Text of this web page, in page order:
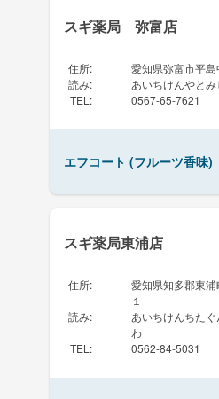
スギ薬局 弥富店
住所:
愛知県弥富市平島
読み:
あいちけんやと
TEL : 0567-65-7621
エフコート (フルーツ香味)
スギ薬局東浦店
住所:
愛知県知多郡東
１
読み:
あいちけんちた
わ
TEL : 0562-84-5031